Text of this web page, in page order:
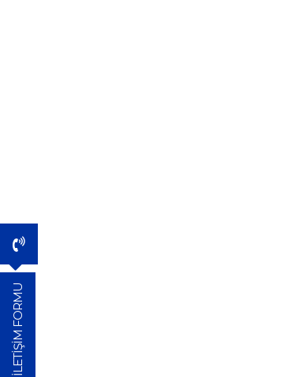
İLETİŞİM FORMU